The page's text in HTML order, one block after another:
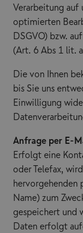
Verarbeitung auf
optimierten
DSGVO) bzw.
(Art. 6 Abs 1 lit.
Die von Ihnen
bis Sie uns
Einwilligung
Anfrage per E-
Erfolgt eine
oder Telefax,
hervorgehenden
Name) zum
gespeichert und
Daten erfolgt